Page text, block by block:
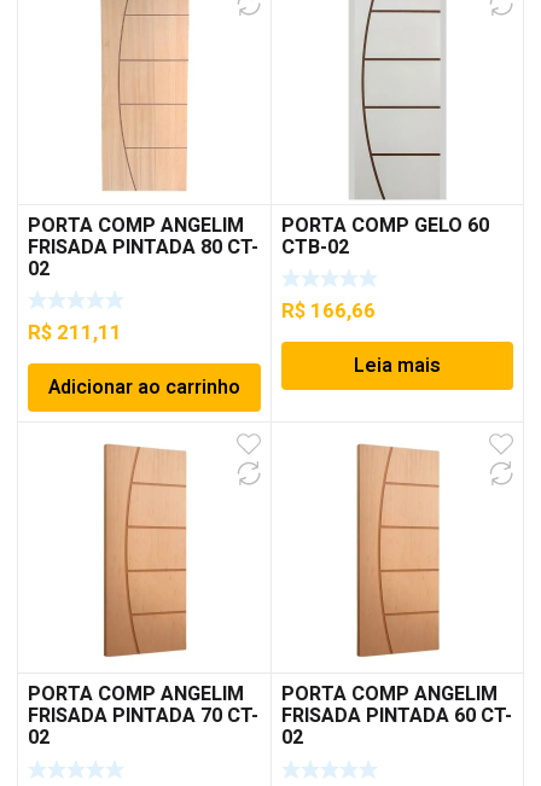
PORTA COMP ANGELIM
FRISADA PINTADA 80 CT-
02
R$ 211,11
Adicionar ao carrinho
PORTA COMP GELO 60
CTB-02
R$166,66
Leia mais
PORTA COMP ANGELIM
FRISADA PINTADA 70 CT-
02
PORTA COMP ANGELIM
FRISADA PINTADA 60 CT-
02